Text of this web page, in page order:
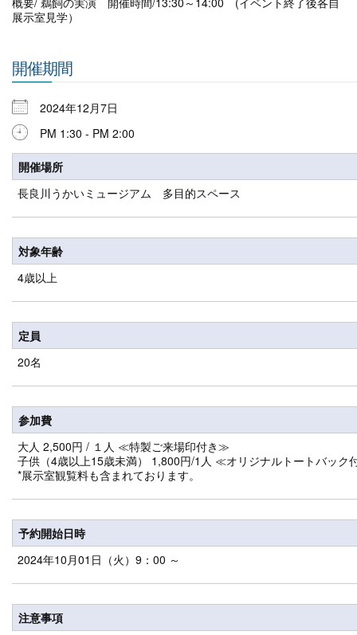
展示室見学）
開催期間
2024年12月7日
PM 1:30 - PM 2:00
開催場所
長良川うかいミュージアム 多目的スペース
対象年齢
4歳以上
定員
20名
参加費
大人 2,500円 / １人 ≪特製ご来場印付き≫
子供（4歳以上15歳未満） 1,800円/1人 ≪オリジナルトートバック
*展示室観覧料も含まれております。
予約開始日時
2024年10月01日（火）9：00 ～
注意事項